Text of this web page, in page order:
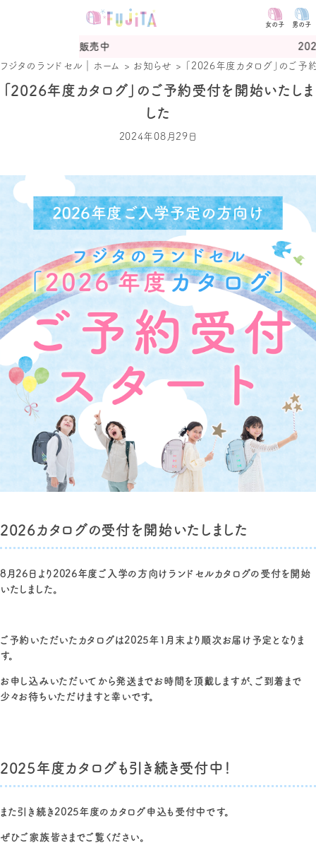
女の子 男の子
2027年度カタログ
フジタのランドセル｜ホーム
> お知らせ > 「2026年度カタログ」のご予
「2026年度カタログ」のご予約受付を開始いたしま
した
2024年08月29日
2026カタログの受付を開始いたしました
8月26日より 2026年度ご入学の方向け ランドセルカタログの 受付を開始
いたしました。
ご予約いただいたカタログは2025年1月末より 順次お届け予定となりま
す。
お申し込みいただいてから発送までお時間を頂戴しますが、ご到着まで
少々お待ちいただけますと幸いです。
2025年度カタログも引き続き受付中！
また引き続き2025年度のカタログ申込も受付中です。
ぜひご家族皆さまでご覧ください。